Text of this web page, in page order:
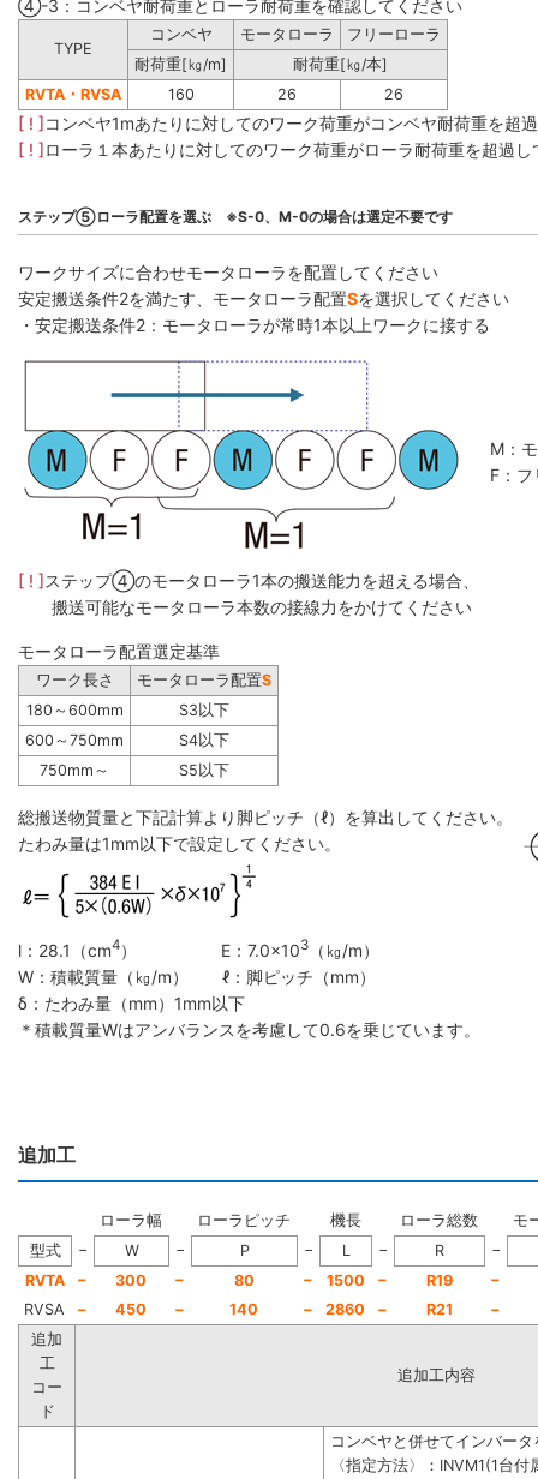
④-3：コンベヤ耐荷重とローラ耐荷重を確認してください
TYPE
コンベヤ モータローラ
フリーローラ
耐荷重[㎏/m]
耐荷重[㎏/本]
RVTA・RVSA
160 26 26
[ ! ]コンベヤ1mあたりに対してのワーク荷重がコンベヤ耐荷重を超
[ ! ]ローラ１本あたりに対してのワーク荷重がローラ耐荷重を超過
ステップ⑤ローラ配置を選ぶ ※S-0、M-0の場合は選定不要です
ワークサイズに合わせモータローラを配置してください
安定搬送条件2を満たす、モータローラ配置Sを選択してください
・安定搬送条件2：モータローラが常時1本以上ワークに接する
M：
F：
[ ! ]ステップ④のモータローラ1本の搬送能力を超える場合、
搬送可能なモータローラ本数の接線力をかけてください
モータローラ配置選定基準
ワーク長さ モータローラ配置S
180～600mm
S3以下
600～750mm
S4以下
750mm～
S5以下
総搬送物質量と下記計算より脚ピッチ（ℓ）を算出してください。
たわみ量は1mm以下で設定してください。
l：28.1（cm4） E：7.0×103
（㎏/m）
W：積載質量（㎏/m） ℓ：脚ピッチ（mm）
δ：たわみ量（mm）1mm以下
＊積載質量Wはアンバランスを考慮して0.6を乗じています。
追加工
ローラ幅 ローラピッチ 機長 ローラ総数
モ
型式
− W − P − L − R
−
RVTA
− 300 − 80 − 1500 − R19
−
RVSA
− 450 − 140 − 2860 − R21
−
追加
工
コー
ド
追加工内容
コンベヤと併せてインバー
〈指定方法〉：INVM1(1台